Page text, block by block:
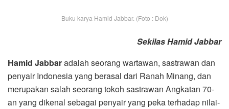
Buku karya Hamid Jabbar. (Foto : Dok)
Sekilas Hamid Jabbar
Hamid Jabbaradalah seorang wartawan, sastrawan dan
penyair Indonesia yang berasal dari Ranah Minang, dan
merupakan salah seorang tokoh sastrawan Angkatan 70-
an yang dikenal sebagai penyair yang peka terhadap nilai-